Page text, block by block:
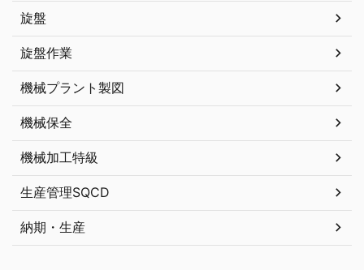
旋盤
旋盤作業
機械プラント製図
機械保全
機械加工特級
生産管理SQCD
納期・生産